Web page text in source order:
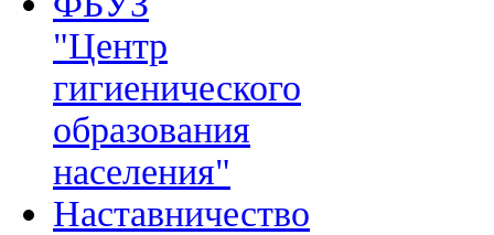
"Центр
гигиенического
образования
населения"
Наставничество